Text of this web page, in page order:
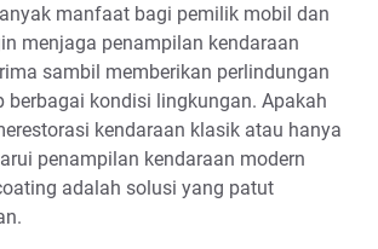
manfaat bagi pemilik mobil dan
menjaga penampilan kendaraan
sambil memberikan perlindungan
berbagai kondisi lingkungan. Apakah
kendaraan klasik atau hanya
penampilan kendaraan modern
adalah solusi yang patut